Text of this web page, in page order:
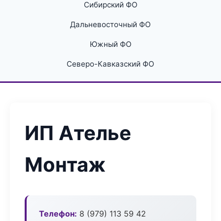
Сибирский ФО
Дальневосточный ФО
Южный ФО
Северо-Кавказский ФО
ИП Ателье
Монтаж
Телефон: 8 (979) 113 59 42